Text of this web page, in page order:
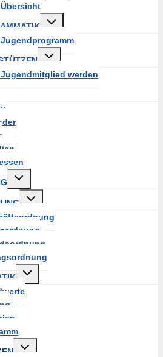
Untermenü
erweitern
Untermenü
erweitern
werden
Untermenü
Untermenü
erweitern
Untermenü
Untermenü
erweitern